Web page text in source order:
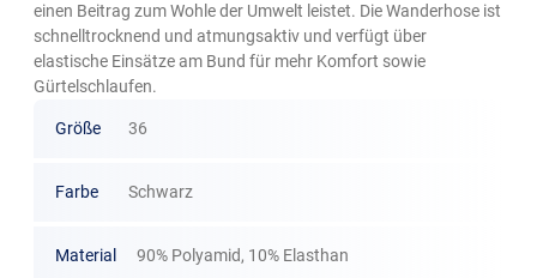
einen Beitrag zum Wohle der Umwelt leistet. Die Wanderhose ist
schnelltrocknend und atmungsaktiv und verfügt über
elastische Einsätze am Bund für mehr Komfort sowie
Gürtelschlaufen.
Größe 36
Farbe Schwarz
Material 90% Polyamid, 10% Elasthan